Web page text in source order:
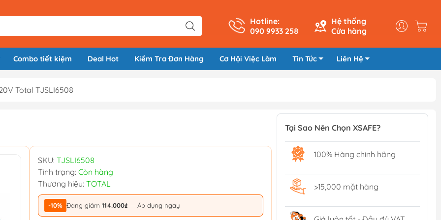
Hotline:
090 9933 258
Hệ thống
Cửa hàng
Combo tiết kiệm Deal Hot Kiểm Tra Đơn Hàng Cơ Hội Việc Làm Tin Tức Liên Hệ
Total TJSLI6508
SKU: TJSLI6508
Tình trạng: Còn hàng
Thương hiệu: TOTAL
-10% Đang giảm 114.000₫ — Áp dụng ngay
Tại Sao Nên Chọn XSAFE?
100% Hàng chính hãng
>15,000 mặt hàng